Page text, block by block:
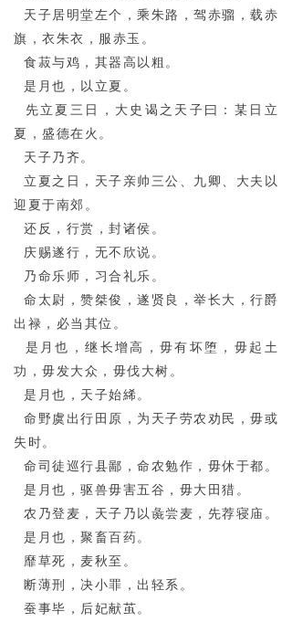
天子居明堂左个，乘朱路，驾赤骝，载赤
旗，衣朱衣，服赤玉。
食菽与鸡，其器高以粗。
是月也，以立夏。
先立夏三日，大史谒之天子曰：某日立
夏，盛德在火。
天子乃齐。
立夏之日，天子亲帅三公、九卿、大夫以
迎夏于南郊。
还反，行赏，封诸侯。
庆赐遂行，无不欣说。
乃命乐师，习合礼乐。
命太尉，赞桀俊，遂贤良，举长大，行爵
出禄，必当其位。
是月也，继长增高，毋有坏堕，毋起土
功，毋发大众，毋伐大树。
是月也，天子始絺。
命野虞出行田原，为天子劳农劝民，毋或
失时。
命司徒巡行县鄙，命农勉作，毋休于都。
是月也，驱兽毋害五谷，毋大田猎。
农乃登麦，天子乃以彘尝麦，先荐寝庙。
是月也，聚畜百药。
靡草死，麦秋至。
断薄刑，决小罪，出轻系。
蚕事毕，后妃献茧。